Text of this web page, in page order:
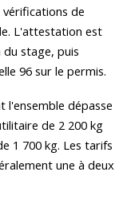
de
L'attestation est
stage, puis
96 sur le permis.
l'ensemble dépasse
de 2 200 kg
1 700 kg. Les tarifs
une à deux